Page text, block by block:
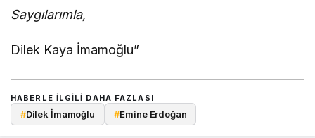
Saygılarımla,
Dilek Kaya İmamoğlu”
HABERLE ILGILI DAHA FAZLASI
#Dilek İmamoğlu #Emine Erdoğan